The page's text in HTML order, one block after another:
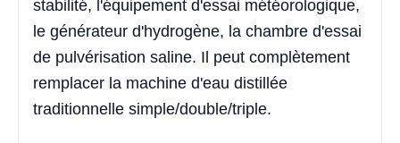
stabilité, l'équipement d'essai météorologique,
le générateur d'hydrogène, la chambre d'essai
de pulvérisation saline. Il peut complètement
remplacer la machine d'eau distillée
traditionnelle simple/double/triple.